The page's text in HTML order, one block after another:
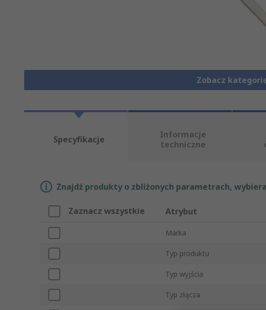
Zobacz
Specyfikacje
Informacje
techniczne
Znajdź produkty o zbliżonych parametrach,
Zaznacz wszystkie Atrybut
Marka
Typ produktu
Typ wyjścia
Typ złącza